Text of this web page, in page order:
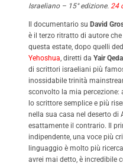
Israeliano – 15° edizione. 24
Il documentario su David
è il terzo ritratto di autore
questa estate, dopo quelli
Yehoshua, diretti da Yair
di scrittori israeliani più
inossidabile trinità
sconvolto la mia percezione:
lo scrittore semplice e più
nella sua casa nel deserto di
esattamente il contrario. Il
indipendente, una voce più
linguaggio è molto più
avrei mai detto, è incredibile